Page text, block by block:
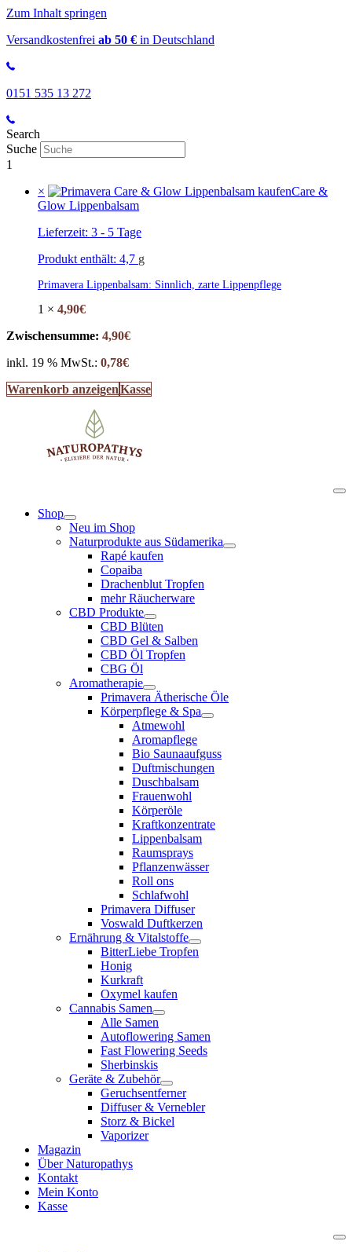
Zum Inhalt springen
Versandkostenfrei ab 50 € in Deutschland
0151 535 13 272
Search
Suche
1
×
Care &
Glow Lippenbalsam
Lieferzeit: 3 - 5 Tage
Produkt enthält: 4,7 g
Primavera Lippenbalsam: Sinnlich, zarte Lippenpflege
1 × 4,90€
Zwischensumme: 4,90€
inkl. 19 % MwSt.: 0,78€
Warenkorb anzeigenKasse
Shop
Neu im Shop
Naturprodukte aus Südamerika
Rapé kaufen
Copaiba
Drachenblut Tropfen
mehr Räucherware
CBD Produkte
CBD Blüten
CBD Gel & Salben
CBD Öl Tropfen
CBG Öl
Aromatherapie
Primavera Ätherische Öle
Körperpflege & Spa
Atmewohl
Aromapflege
Bio Saunaaufguss
Duftmischungen
Duschbalsam
Frauenwohl
Körperöle
Kraftkonzentrate
Lippenbalsam
Raumsprays
Pflanzenwässer
Roll ons
Schlafwohl
Primavera Diffuser
Voswald Duftkerzen
Ernährung & Vitalstoffe
BitterLiebe Tropfen
Honig
Kurkraft
Oxymel kaufen
Cannabis Samen
Alle Samen
Autoflowering Samen
Fast Flowering Seeds
Sherbinskis
Geräte & Zubehör
Geruchsentferner
Diffuser & Vernebler
Storz & Bickel
Vaporizer
Magazin
Über Naturopathys
Kontakt
Mein Konto
Kasse